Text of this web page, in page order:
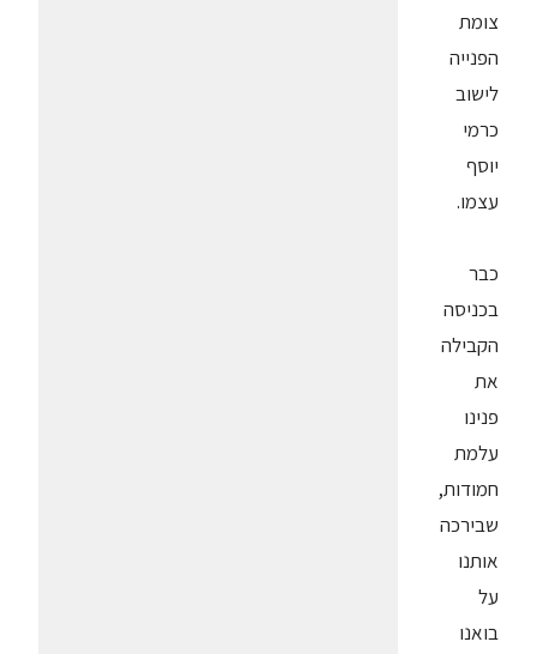
צומת
הפנייה
לישוב
כרמי
יוסף
עצמו.
כבר
בכניסה
הקבילה
את
פנינו
עלמת
חמודות,
שבירכה
אותנו
על
בואנו